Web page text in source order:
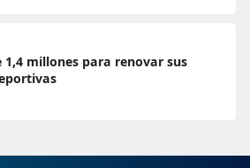
millones para renovar sus